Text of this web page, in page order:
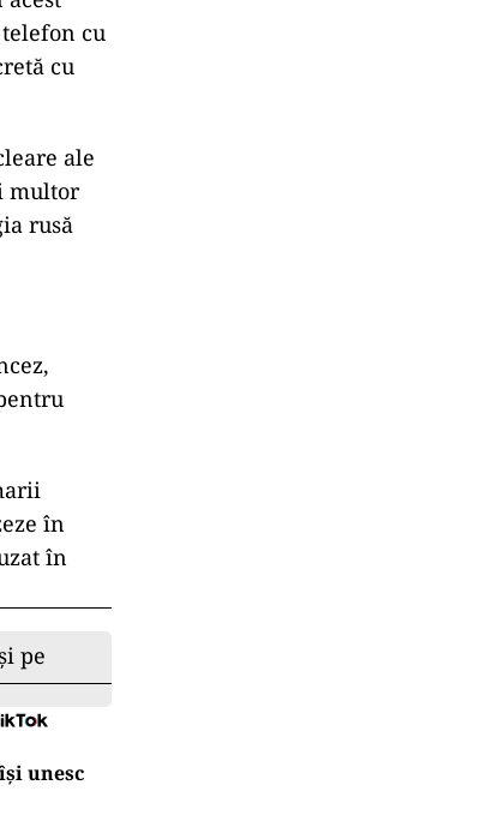
cu
cu
ale
multor
rusă
în
în
pe
unesc